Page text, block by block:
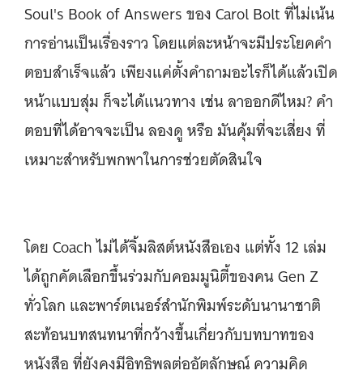
Soul's Book of Answers ของ Carol Bolt ที่ไม่เน้น
การอ่านเป็นเรื่องราว โดยแต่ละหน้าจะมีประโยคคำ
ตอบสำเร็จแล้ว เพียงแค่ตั้งคำถามอะไรก็ได้แล้วเปิด
หน้าแบบสุ่ม ก็จะได้แนวทาง เช่น ลาออกดีไหม? คำ
ตอบที่ได้อาจจะเป็น ลองดู หรือ มันคุ้มที่จะเสี่ยง ที่
เหมาะสำหรับพกพาในการช่วยตัดสินใจ
โดย Coach ไม่ได้จิ้มลิสต์หนังสือเอง แต่ทั้ง 12 เล่ม
ได้ถูกคัดเลือกขึ้นร่วมกับคอมมูนิตี้ของคน Gen Z
ทั่วโลก และพาร์ตเนอร์สำนักพิมพ์ระดับนานาชาติ
สะท้อนบทสนทนาที่กว้างขึ้นเกี่ยวกับบทบาทของ
หนังสือ ที่ยังคงมีอิทธิพลต่ออัตลักษณ์ ความคิด